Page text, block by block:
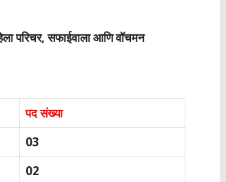
परिचर, सफाईवाला आणि वॉचमन
पद संख्या
03
02